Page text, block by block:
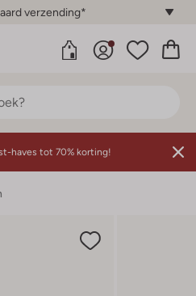
verzending*
haves tot 70% korting!